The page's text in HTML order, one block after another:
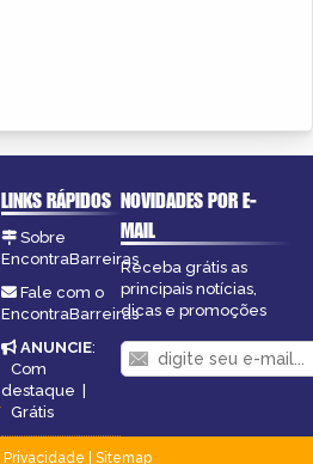
LINKS RÁPIDOS
Sobre
EncontraBarreiras
Fale com o
EncontraBarreiras
ANUNCIE:
Com
destaque |
Grátis
NOVIDADES POR E-
MAIL
Receba grátis as
principais notícias,
dicas e promoções
Privacidade
Sitemap